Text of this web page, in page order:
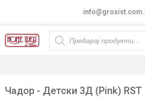
Products
search
Чадор - Детски 3Д (Pink) RST